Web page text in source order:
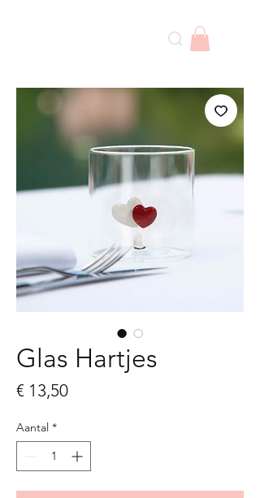
Glas Hartjes
€ 13,50Prijs
Aantal *